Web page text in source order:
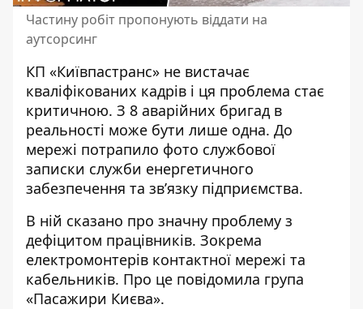
Частину робіт пропонують віддати на
аутсорсинг
КП «Київпастранс» не вистачає
кваліфікованих кадрів і ця проблема стає
критичною. З 8 аварійних бригад в
реальності може бути лише одна. До
мережі потрапило фото службової
записки служби енергетичного
забезпечення та зв’язку підприємства.
В ній сказано про значну проблему з
дефіцитом працівників. Зокрема
електромонтерів контактної мережі та
кабельників. Про це повідомила група
«Пасажири Києва».